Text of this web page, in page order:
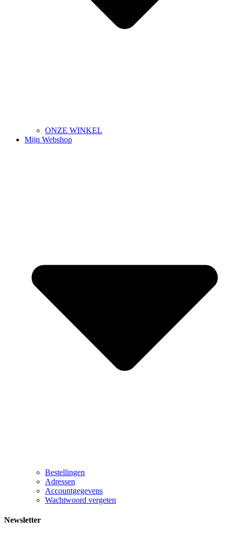
ONZE WINKEL
Mijn Webshop
Bestellingen
Adressen
Accountgegevens
Wachtwoord vergeten
Newsletter